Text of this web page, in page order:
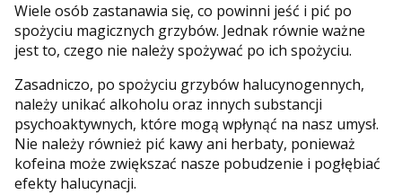
Wiele osób zastanawia się, co powinni jeść i pić po
spożyciu magicznych grzybów. Jednak równie ważne
jest to, czego nie należy spożywać po ich spożyciu.
Zasadniczo, po spożyciu grzybów halucynogennych,
należy unikać alkoholu oraz innych substancji
psychoaktywnych, które mogą wpłynąć na nasz umysł.
Nie należy również pić kawy ani herbaty, ponieważ
kofeina może zwiększać nasze pobudzenie i pogłębiać
efekty halucynacji.